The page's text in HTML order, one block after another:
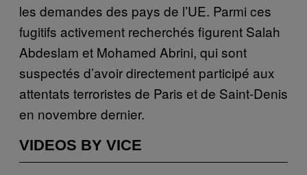
les demandes des pays de l’UE. Parmi ces
fugitifs activement recherchés figurent Salah
Abdeslam et Mohamed Abrini, qui sont
suspectés d’avoir directement participé aux
attentats terroristes de Paris et de Saint-Denis
en novembre dernier.
VIDEOS BY VICE